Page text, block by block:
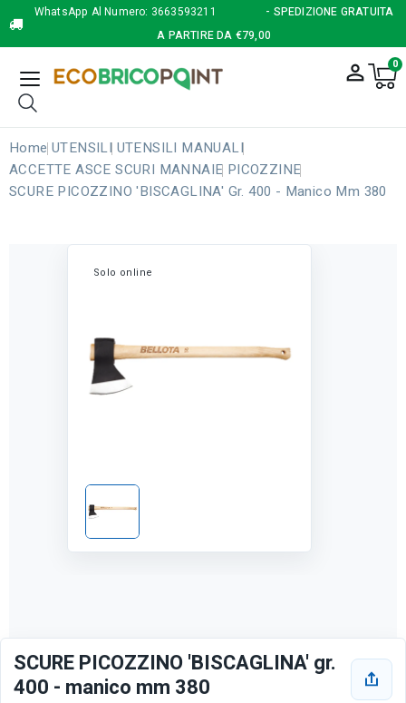
WhatsApp Al Numero: 3663593211
- SPEDIZIONE GRATUITA
A PARTIRE DA €79,00
person_outline 0
Home UTENSILI UTENSILI MANUALI
ACCETTE ASCE SCURI MANNAIE PICOZZINE
SCURE PICOZZINO 'BISCAGLINA' Gr. 400 - Manico Mm 380
Solo online
SCURE PICOZZINO 'BISCAGLINA' gr.
400 - manico mm 380